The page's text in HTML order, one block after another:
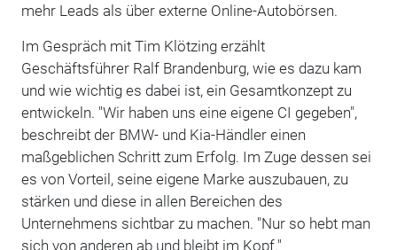
mehr Leads als über externe Online-Autobörsen.
Im Gespräch mit Tim Klötzing erzählt
Geschäftsführer Ralf Brandenburg, wie es dazu kam
und wie wichtig es dabei ist, ein Gesamtkonzept zu
entwickeln. "Wir haben uns eine eigene CI gegeben",
beschreibt der BMW- und Kia-Händler einen
maßgeblichen Schritt zum Erfolg. Im Zuge dessen sei
es von Vorteil, seine eigene Marke auszubauen, zu
stärken und diese in allen Bereichen des
Unternehmens sichtbar zu machen. "Nur so hebt man
sich von anderen ab und bleibt im Kopf."